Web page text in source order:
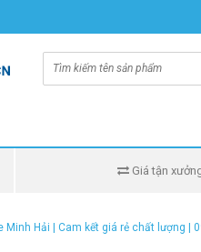
Giá tận
Minh Hải | Cam kết giá rẻ chất lượng |